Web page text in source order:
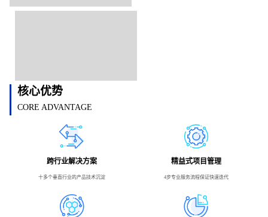
核心优势
CORE ADVANTAGE
跨行业解决方案
十多个垂直行业的产品技术沉淀
精益式项目管理
4步专业服务流程保证快速迭代